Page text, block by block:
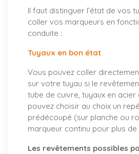
Il faut distinguer l’état de vos
coller vos marqueurs en
conduite :
Tuyaux en bon état
Vous pouvez coller
sur votre tuyau si le
tube de cuivre, tuyaux en acier
pouvez choisir au choix un
prédécoupé (sur planche ou
marqueur continu pour plus de
Les revêtements possibles